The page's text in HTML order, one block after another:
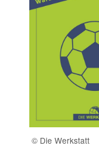
© Die Werkstatt